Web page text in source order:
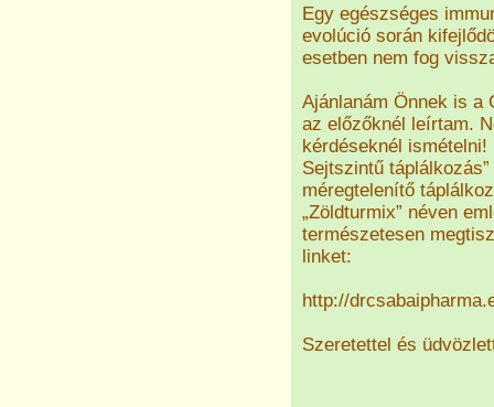
Egy egészséges
evolúció során
esetben nem fog
Ajánlanám Önnek is a
az előzőknél leírtam.
kérdéseknél
Sejtszintű
méregtelenítő
„Zöldturmix” néven
természetesen
linket:
http://
Szeretettel és